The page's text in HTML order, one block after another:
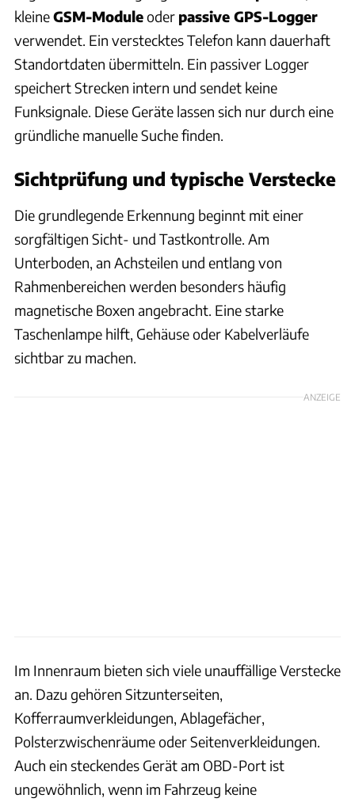
kleineGSM-Moduleoder passive GPS-Logger
verwendet. Ein verstecktes Telefon kann dauerhaft
Standortdaten übermitteln. Ein passiver Logger
speichert Strecken intern und sendet keine
Funksignale. Diese Geräte lassen sich nur durch eine
gründliche manuelle Suche finden.
Sichtprüfung und typische Verstecke
Die grundlegende Erkennung beginnt mit einer
sorgfältigen Sicht- und Tastkontrolle. Am
Unterboden, an Achsteilen und entlang von
Rahmenbereichen werden besonders häufig
magnetische Boxen angebracht. Eine starke
Taschenlampe hilft, Gehäuse oder Kabelverläufe
sichtbar zu machen.
ANZEIGE
Im Innenraum bieten sich viele unauffällige Verstecke
an. Dazu gehören Sitzunterseiten,
Kofferraumverkleidungen, Ablagefächer,
Polsterzwischenräume oder Seitenverkleidungen.
Auch ein steckendes Gerät am OBD-Port ist
ungewöhnlich, wenn im Fahrzeug keine